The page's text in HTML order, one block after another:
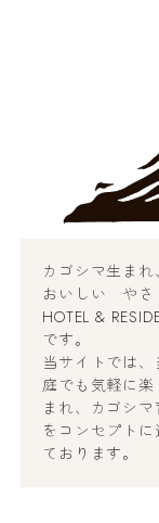
カゴシマ生ま
おいしい やさ
HOTEL &
です。
当サイトでは
庭でも気軽に
まれ、カゴシ
をコンセプト
ております。